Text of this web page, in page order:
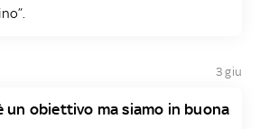
3 giu
un obiettivo ma siamo in buona